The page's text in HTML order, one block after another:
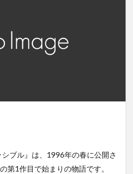
シブル』は、1996年の春に公開さ
第1作目で始まりの物語です。